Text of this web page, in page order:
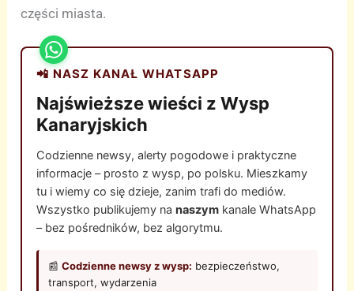
części miasta.
📲 NASZ KANAŁ WHATSAPP
Najświeższe wieści z Wysp
Kanaryjskich
Codzienne newsy, alerty pogodowe i praktyczne
informacje – prosto z wysp, po polsku. Mieszkamy
tu i wiemy co się dzieje, zanim trafi do mediów.
Wszystko publikujemy nanaszym kanale WhatsApp
– bez pośredników, bez algorytmu.
📰Codzienne newsy z wysp: bezpieczeństwo,
transport, wydarzenia